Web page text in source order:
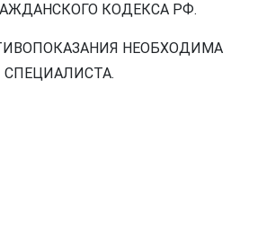
КОДЕКСА РФ.
НЕОБХОДИМА